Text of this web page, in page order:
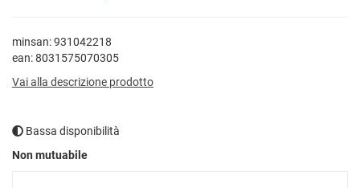
minsan: 931042218
ean: 8031575070305
Vai alla descrizione prodotto
Bassa disponibilità
Non mutuabile
Prezzo